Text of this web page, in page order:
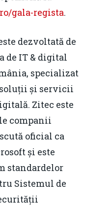
gala-regista.
dezvoltată de
de IT & digital
specializat
și servicii
Zitec este
companii
oficial ca
și este
standardelor
Sistemul de
Durabilă
Decembrie 2015
Mai 2015
Martie 2015
Energia
Construcții și
pentru o Românie